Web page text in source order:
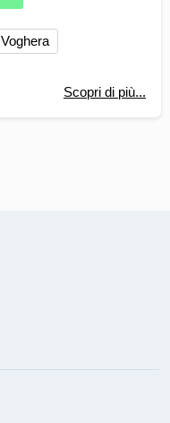
Voghera
Scopri di più...